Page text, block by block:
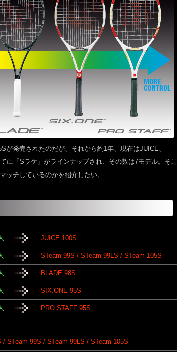
発売されたのだが、それから約1年、現在はJUICE、
に「Sラケ」がラインナップされ、その数は7モデル。そこ
ッチしているのかを紹介したい。
JUICE 100S
STeam 99S / STeam 99LS / STeam 105S
BLADE 98S
SIX.ONE 95S
PRO STAFF 95S
/ STeam 99S / STeam 99LS / STeam 105S